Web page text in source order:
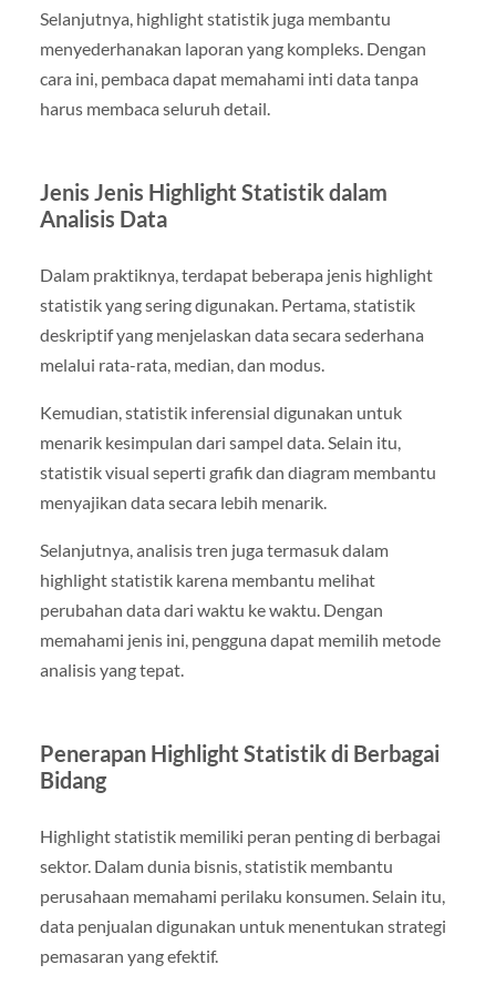
Selanjutnya, highlight statistik juga membantu
menyederhanakan laporan yang kompleks. Dengan
cara ini, pembaca dapat memahami inti data tanpa
harus membaca seluruh detail.
Jenis Jenis Highlight Statistik dalam
Analisis Data
Dalam praktiknya, terdapat beberapa jenis highlight
statistik yang sering digunakan. Pertama, statistik
deskriptif yang menjelaskan data secara sederhana
melalui rata-rata, median, dan modus.
Kemudian, statistik inferensial digunakan untuk
menarik kesimpulan dari sampel data. Selain itu,
statistik visual seperti grafik dan diagram membantu
menyajikan data secara lebih menarik.
Selanjutnya, analisis tren juga termasuk dalam
highlight statistik karena membantu melihat
perubahan data dari waktu ke waktu. Dengan
memahami jenis ini, pengguna dapat memilih metode
analisis yang tepat.
Penerapan Highlight Statistik di Berbagai
Bidang
Highlight statistik memiliki peran penting di berbagai
sektor. Dalam dunia bisnis, statistik membantu
perusahaan memahami perilaku konsumen. Selain itu,
data penjualan digunakan untuk menentukan strategi
pemasaran yang efektif.